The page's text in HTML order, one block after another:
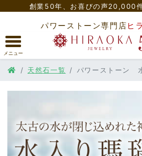
創業50年、 お喜びの声20,000
パワーストーン専門店 ヒ
天然石一覧 パワーストーン